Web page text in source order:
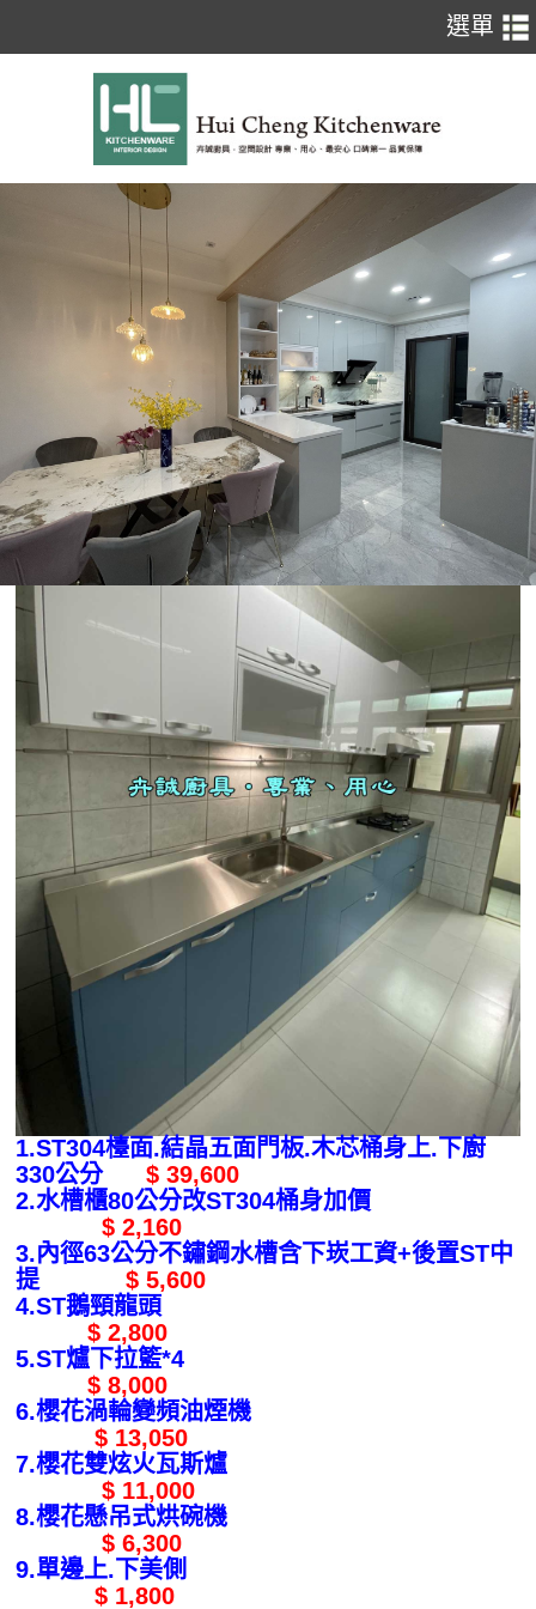
150 完工價:90310
1.ST304檯面.結晶五面門板.木芯桶身上.下廚
330公分$ 39,600
2.水槽櫃80公分改ST304桶身加價
$ 2,160
3.內徑63公分不鏽鋼水槽含下崁工資+後置ST中
提
$ 5,600
4.ST鵝頸龍頭
$ 2,800
5.ST爐下拉籃*4
$ 8,000
6.櫻花渦輪變頻油煙機
$ 13,050
7.櫻花雙炫火瓦斯爐
$ 11,000
8.櫻花懸吊式烘碗機
$ 6,300
9.單邊上.下美側
$ 1,800